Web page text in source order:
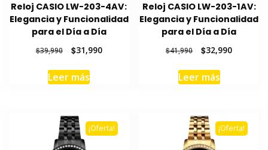
Reloj CASIO LW-203-4AV:
Elegancia y Funcionalidad
para el Día a Día
$39,990
original
era:
$31,990El
Leer más
Reloj CASIO LW-203-1AV:
Elegancia y Funcionalidad
para el Día a Día
$41,990
El
original
era:
$32,990El
Leer más
¡Oferta! ¡Oferta!